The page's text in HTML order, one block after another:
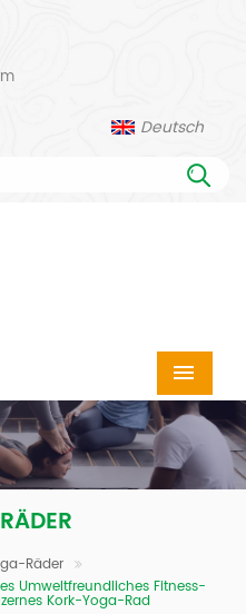
Deutsch
Räder
Umweltfreundliches Fitness-
Kork-Yoga-Rad